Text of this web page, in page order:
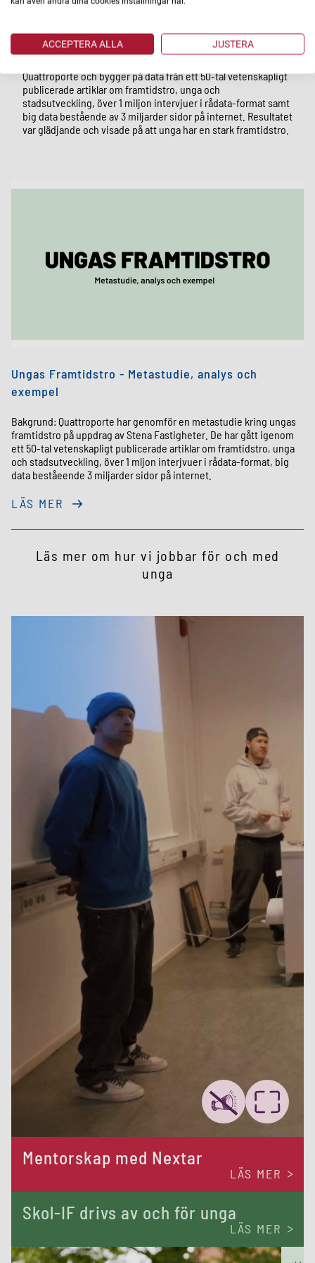
Hösten 2022 tog vi fram studien "Ungas
över hur ungdomar ser på framtiden – något som är
avgörande för vårt långsiktiga arbete med trygghet och
Quattroporte och bygger på data från ett 50-tal vetenskapligt
publicerade artiklar om framtidstro, unga och
stadsutveckling, över 1 miljon intervjuer i rådata-format samt
big data bestående av 3 miljarder sidor på internet. Resultatet
var glädjande och visade på att unga har en stark framtidstro.
Ungas Framtidstro - Metastudie, analys och
exempel
Bakgrund: Quattroporte har genomför en metastudie kring ungas
framtidstro på uppdrag av Stena Fastigheter. De har gått igenom
ett 50-tal vetenskapligt publicerade artiklar om framtidstro, unga
och stadsutveckling, över 1 mljon interjvuer i rådata-format, big
data beståeende 3 miljarder sidor på internet.
LÄS MER
Läs mer om hur vi jobbar för och med
unga
Mentorskap med Nextar
LÄS MER
Skol-IF drivs av och för unga
LÄS MER
ACCEPTERA ALLA JUSTERA